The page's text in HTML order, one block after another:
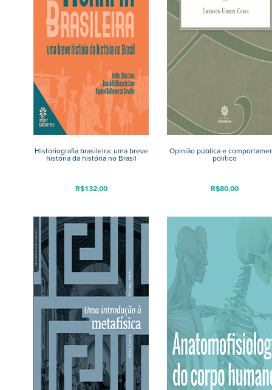
Historiografia brasileira: uma breve
história da história no Brasil
R$132,00
Opinião pública e
político
R$80,00